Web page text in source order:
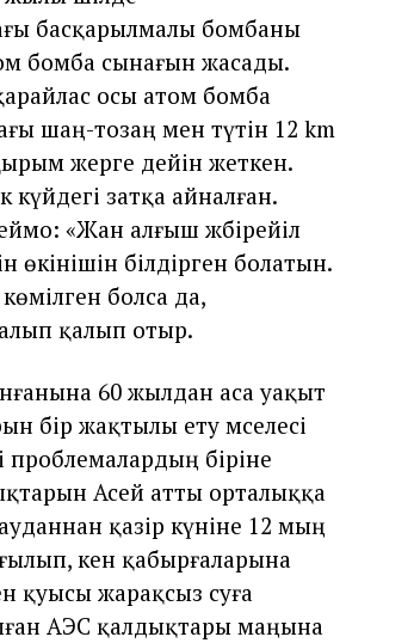
басқарылмалы бомбаны
бомба сынағын жасады.
осы атом бомба
шаң-тозаң мен түтін 12 km
жерге дейін жеткен.
затқа айналған.
«Жан алғыш жәбірейіл
білдірген болатын.
болса да,
қалып отыр.
60 жылдан аса уақыт
бір жақтылы ету мәселесі
проблемалардың біріне
Асей атты орталыққа
қазір күніне 12 мың
кен қабырғаларына
қуысы жарақсыз суға
АЭС қалдықтары маңына